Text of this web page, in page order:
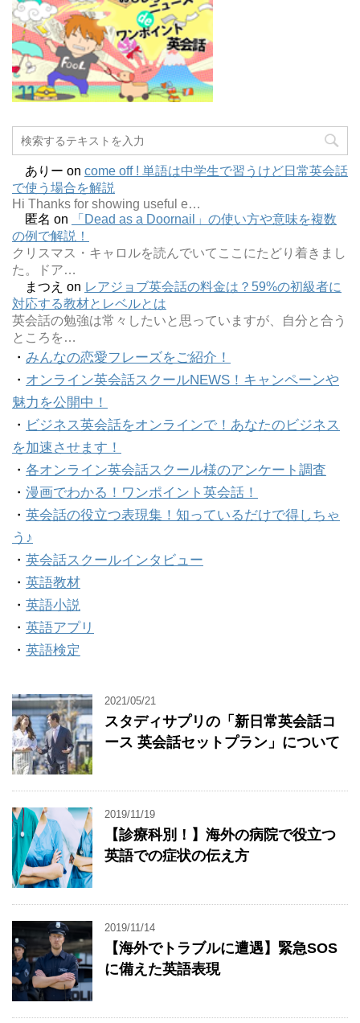
ありー on come off ! 単語は中学生で習うけど日常英会話
で使う場合を解説
Hi Thanks for showing useful e…
匿名 on
「Dead as a Doornail」の使い方や意味を複数
の例で解説！
クリスマス・キャロルを読んでいてここにたどり着きまし
た。ドア…
まつえ on レアジョブ英会話の料金は？59%の初級者に
対応する教材とレベルとは
英会話の勉強は常々したいと思っていますが、自分と合う
ところを…
・ みんなの恋愛フレーズをご紹介！
・ オンライン英会話スクールNEWS！キャンペーンや
魅力を公開中！
・ ビジネス英会話をオンラインで！あなたのビジネス
を加速させます！
・ 各オンライン英会話スクール様のアンケート調査
・ 漫画でわかる！ワンポイント英会話！
・ 英会話の役立つ表現集！知っているだけで得しちゃ
う♪
・ 英会話スクールインタビュー
・ 英語教材
・ 英語小説
・ 英語アプリ
・ 英語検定
2021/05/21
スタディサプリの「新日常英会話コ
ース 英会話セットプラン」について
2019/11/19
【診療科別！】海外の病院で役立つ
英語での症状の伝え方
2019/11/14
【海外でトラブルに遭遇】緊急SOS
に備えた英語表現